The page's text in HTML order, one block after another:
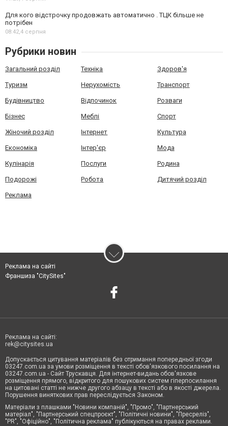
Для кого відстрочку продовжать автоматично . ТЦК більше не
потрібен
08:42,4 серпня
Рубрики новин
Загальний розділ Техніка Здоров'я
Туризм Нерухомість Транспорт
Будівництво Відпочинок Розваги
Бізнес Меблі Спорт
Жіночий розділ Інтернет Культура
Економіка Інтер'єр Мода
Кулінарія Послуги Родина
Подорожі Робота Дитячий розділ
Реклама
Реклама на сайті
Франшиза "CitySites"
Реклама на сайті:
rek@citysites.ua
Допускається цитування матеріалів без отримання попередньої згоди
03247.com.ua за умови розміщення в тексті обов'язкового посилання на
03247.com.ua - Сайт Трускавця. Для інтернет-видань обов'язкове
розміщення прямого, відкритого для пошукових систем гіперпосилання
на цитовані статті не нижче другого абзацу в тексті або в якості джерела.
Порушення виняткових прав переслідується Законом.
Матеріали з плашками "Новини компаній", "Промо", "Партнерський
матеріал", "Партнерський спецпроєкт", "Політичні новини", "Пресреліз",
"PR", "Офіційно", "Політична реклама" публікуються на правах реклами.